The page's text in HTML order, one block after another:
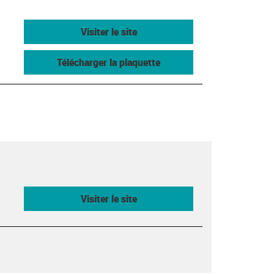
Visiter le site
Télécharger la plaquette
Visiter le site